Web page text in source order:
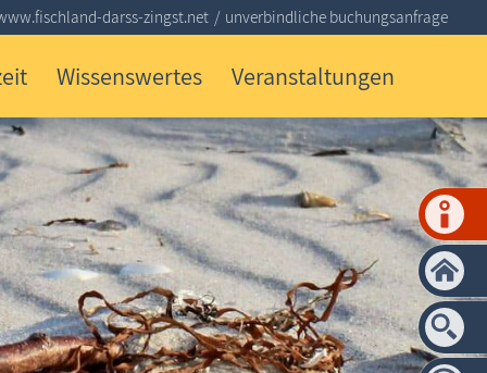
Wissenswertes Veranstaltungen
darss-zingst.net unverbindliche buchungsanfrage